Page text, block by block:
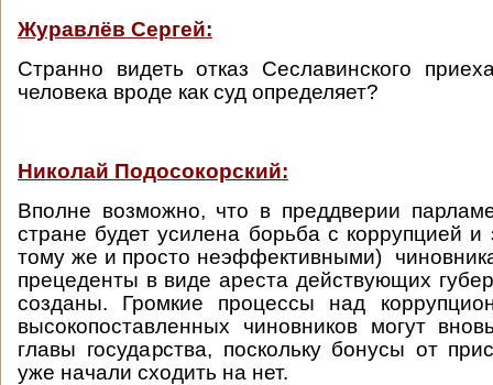
Журавлёв Сергей:
Странно видеть отказ Сеславинского
человека вроде как суд определяет?
Николай Подосокорский:
Вполне возможно, что в преддверии
стране будет усилена борьба с коррупцией
тому же и просто неэффективными)
прецеденты в виде ареста действующих
созданы. Громкие процессы над
высокопоставленных чиновников могут
главы государства, поскольку бонусы от
уже начали сходить на нет.